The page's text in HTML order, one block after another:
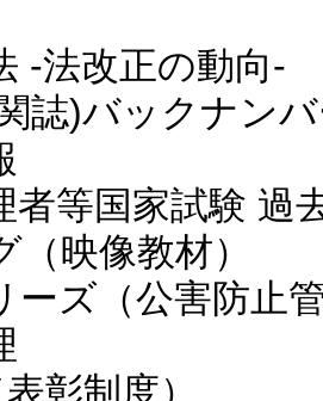
-法改正の動向-
誌)バックナン
者等国家試験 過
映像教材）
ーズ（公害防止
彰制度）